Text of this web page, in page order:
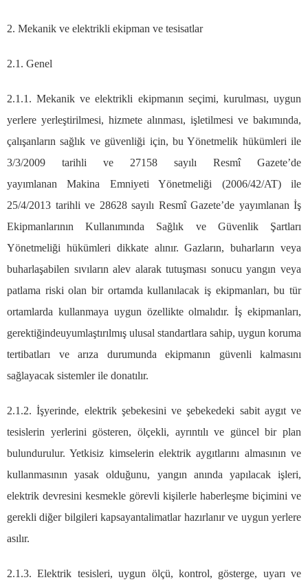
2. Mekanik ve elektrikli ekipman ve tesisatlar
2.1. Genel
2.1.1. Mekanik ve elektrikli ekipmanın seçimi, kurulması, uygun
yerlere yerleştirilmesi, hizmete alınması, işletilmesi ve bakımında,
çalışanların sağlık ve güvenliği için, bu Yönetmelik hükümleri ile
3/3/2009 tarihli ve 27158 sayılı Resmî Gazete’de
yayımlanan Makina Emniyeti Yönetmeliği (2006/42/AT) ile
25/4/2013 tarihli ve 28628 sayılı Resmî Gazete’de yayımlanan İş
Ekipmanlarının Kullanımında Sağlık ve Güvenlik Şartları
Yönetmeliği hükümleri dikkate alınır. Gazların, buharların veya
buharlaşabilen sıvıların alev alarak tutuşması sonucu yangın veya
patlama riski olan bir ortamda kullanılacak iş ekipmanları, bu tür
ortamlarda kullanmaya uygun özellikte olmalıdır. İş ekipmanları,
gerektiğindeuyumlaştırılmış ulusal standartlara sahip, uygun koruma
tertibatları ve arıza durumunda ekipmanın güvenli kalmasını
sağlayacak sistemler ile donatılır.
2.1.2. İşyerinde, elektrik şebekesini ve şebekedeki sabit aygıt ve
tesislerin yerlerini gösteren, ölçekli, ayrıntılı ve güncel bir plan
bulundurulur. Yetkisiz kimselerin elektrik aygıtlarını almasının ve
kullanmasının yasak olduğunu, yangın anında yapılacak işleri,
elektrik devresini kesmekle görevli kişilerle haberleşme biçimini ve
gerekli diğer bilgileri kapsayantalimatlar hazırlanır ve uygun yerlere
asılır.
2.1.3. Elektrik tesisleri, uygun ölçü, kontrol, gösterge, uyarı ve